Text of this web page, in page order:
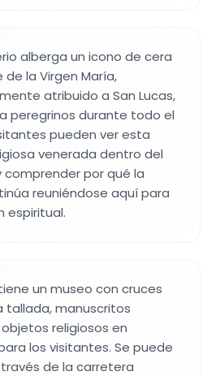
alberga un icono de cera
la Virgen María,
atribuido a San Lucas,
peregrinos durante todo el
pueden ver esta
venerada dentro del
comprender por qué la
reuniéndose aquí para
espiritual.
un museo con cruces
tallada, manuscritos
religiosos en
los visitantes. Se puede
de la carretera